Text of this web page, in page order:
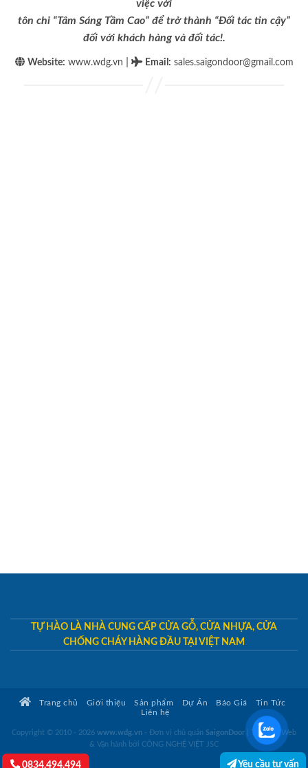
việc với
tôn chỉ “Tâm Sáng Tầm Cao” để trở thành “Đối tác tin cậy”
đối với khách hàng và đối tác!.
Website: www.wdg.vn Email : sales.saigondoor@gmail.com
TỰ HÀO LÀ NHÀ CUNG CẤP CỬA GỖ, CỬA NHỰA, CỬA
CHỐNG CHÁY HÀNG ĐẦU TẠI VIỆT NAM
Trang chủ Giới thiệu Sản phẩm Dự Án Báo Giá
Tin Tức
Liên hệ
Copyright © 2010 - 2026 www.wdg.vn - Đơn vị chủ quản SaigonDoor
Thiết kế Web
& Vận hành bởi CÔNG NGHỆ VIỆT JSC
0834.494.494 Yêu cầu tư vấn